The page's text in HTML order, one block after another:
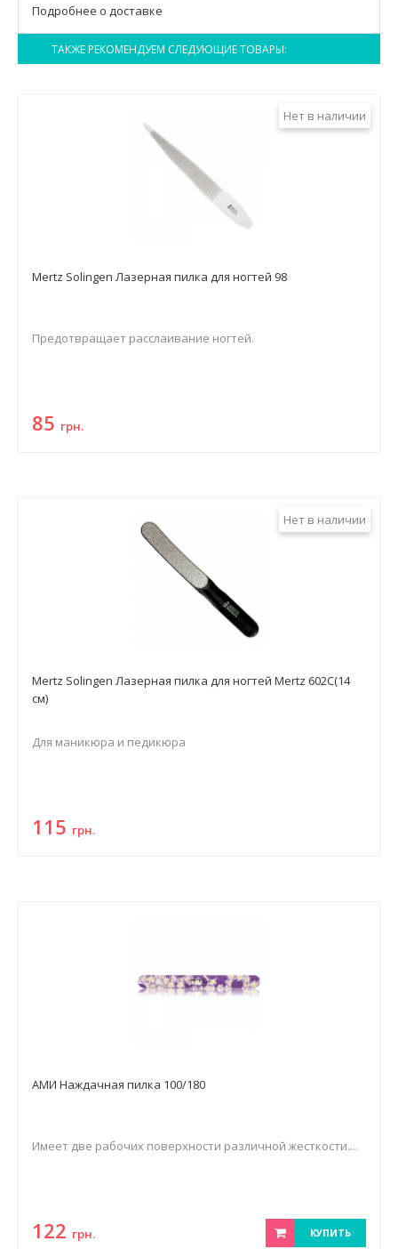
Подробнее о доставке
ТАКЖЕ РЕКОМЕНДУЕМ СЛЕДУЮЩИЕ ТОВАРЫ:
Нет в наличии
Mertz Solingen Лазерная пилка для ногтей 98
Предотвращает расслаивание ногтей.
85 грн.
Нет в наличии
Mertz Solingen Лазерная пилка для ногтей Mertz 602С(14
см)
Для маникюра и педикюра
115 грн.
АМИ Наждачная пилка 100/180
Имеет две рабочих поверхности различной жесткости....
122 грн. КУПИТЬ